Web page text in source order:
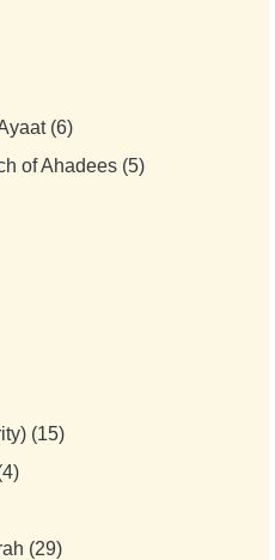
(6)
of Ahadees (5)
(15)
(29)